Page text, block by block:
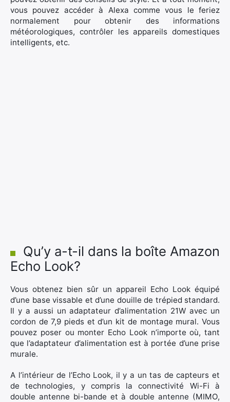
vous pouvez accéder à Alexa comme vous le feriez
normalement pour obtenir des informations
météorologiques, contrôler les appareils domestiques
intelligents, etc.
Qu’y a-t-il dans la boîte Amazon
Echo Look?
Vous obtenez bien sûr un appareil Echo Look équipé
d’une base vissable et d’une douille de trépied standard.
Il y a aussi un adaptateur d’alimentation 21W avec un
cordon de 7,9 pieds et d’un kit de montage mural. Vous
pouvez poser ou monter Echo Look n’importe où, tant
que l’adaptateur d’alimentation est à portée d’une prise
murale.
A l’intérieur de l’Echo Look, il y a un tas de capteurs et
de technologies, y compris la connectivité Wi-Fi à
double antenne bi-bande et à double antenne (MIMO,